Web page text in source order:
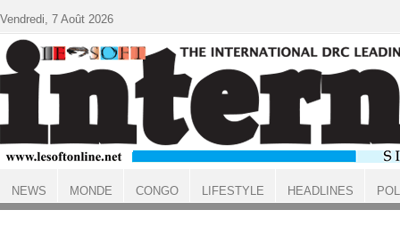
ACCUEIL
Vendredi, 7 Août 2026
NEWS MONDE CONGO LIFESTYLE HEADLINES